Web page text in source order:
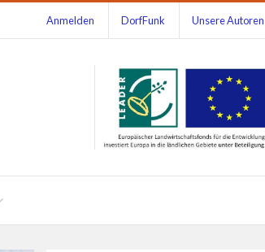
Anmelden DorfFunk Unsere Autoren